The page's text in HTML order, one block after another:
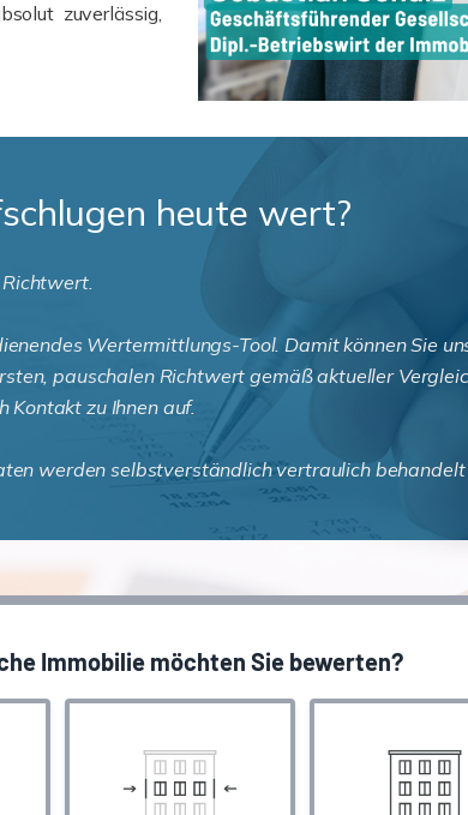
zuverlässig,
heute wert?
Wertermittlungs-Tool. Damit können Sie
pauschalen Richtwert gemäß aktueller
Kontakt zu Ihnen auf.
werden selbstverständlich vertraulich